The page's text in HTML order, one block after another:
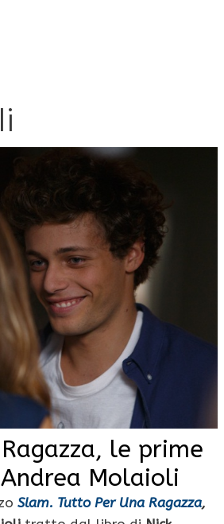
le prime
Molaioli
Slam. Tutto Per Una Ragazza,